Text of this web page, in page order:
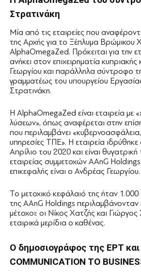
Στρατινάκη
Μία από τις εταιρείες που
της Αρχής για το Ξέπλυμα Βρώμικου
AlphaOmegaZed. Πρόκειται για την
ανήκει στον επιχειρηματία
Γεωργίου και παράλληλα σύντροφο
γραμματέως του υπουργείου
Στρατινάκη.
Η AlphaOmegaZed είναι εταιρεία με
λύσεων», όπως αναφέρεται στην
που περιλαμβάνει «κυβερνοασφάλεια,
υπηρεσίες ΤΠΕ». Η εταιρεία
Απρίλιο του 2020 και είναι θυγατρική
εταιρείας συμμετοχών AAnG
επικεφαλής είναι ο Ανδρέας Γεωργίου.
Το μετοχικό κεφάλαιό της ήταν
της AAnG Holdings περιλαμβάνονταν
μέτοχοι: οι Νίκος Χατζής και
εταιρικά μερίδια ο καθένας.
Ο δημοσιογράφος της ΕΡΤ
COMMUNICATION TO